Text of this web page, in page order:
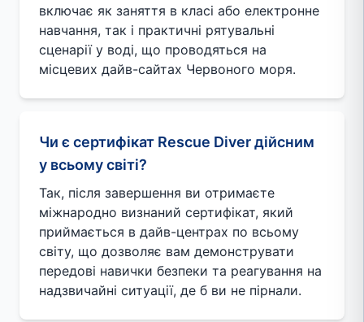
включає як заняття в класі або електронне
навчання, так і практичні рятувальні
сценарії у воді, що проводяться на
місцевих дайв-сайтах Червоного моря.
Чи є сертифікат Rescue Diver дійсним
у всьому світі?
Так, після завершення ви отримаєте
міжнародно визнаний сертифікат, який
приймається в дайв-центрах по всьому
світу, що дозволяє вам демонструвати
передові навички безпеки та реагування на
надзвичайні ситуації, де б ви не пірнали.